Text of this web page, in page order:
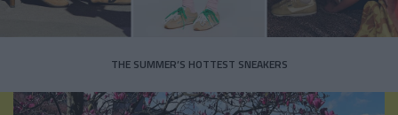
THE SUMMER’S HOTTEST SNEAKERS